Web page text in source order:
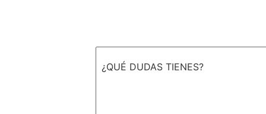
¿QUÉ DUDAS TIENES?